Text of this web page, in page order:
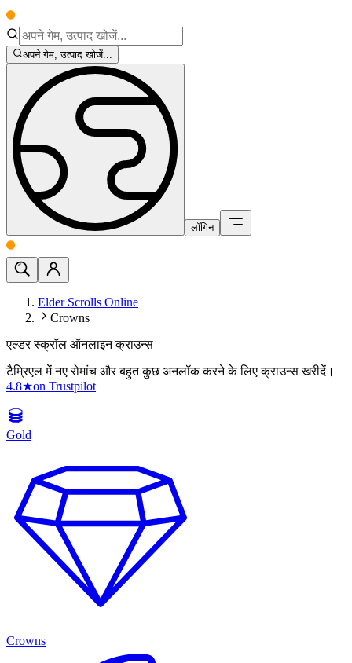
अपने गेम, उत्पाद खोजें...
लॉगिन
Elder Scrolls Online
Crowns
एल्डर स्क्रॉल ऑनलाइन क्राउन्स
टैम्रिएल में नए रोमांच और बहुत कुछ अनलॉक करने के लिए क्राउन्स खरीदें।
4.8★on Trustpilot
Gold
Crowns